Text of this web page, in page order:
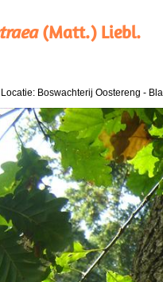
(Matt.) Liebl.
Locatie: Boswachterij Oostereng -